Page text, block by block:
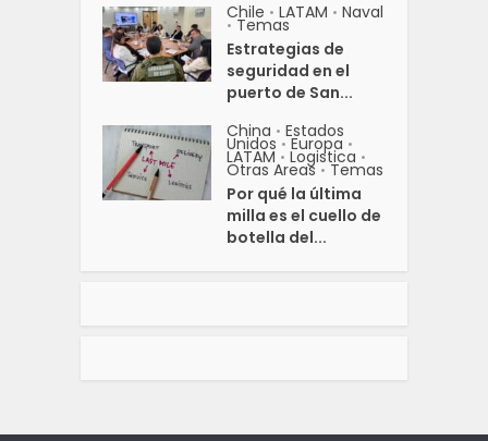
Chile • LATAM • Naval
• Temas
Estrategias de
seguridad en el
puerto de San...
China • Estados
Unidos • Europa •
LATAM • Logistica •
Otras Areas • Temas
Por qué la última
milla es el cuello de
botella del...